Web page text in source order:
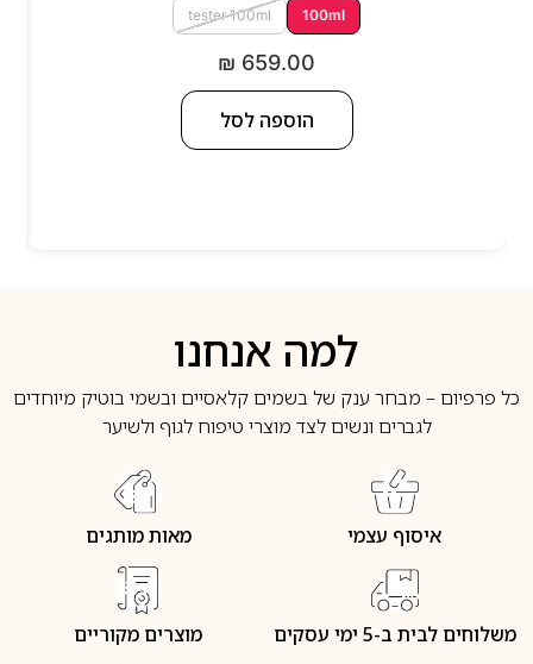
100ml
tester 100ml
₪ 659.00
הוספה לסל
למה אנחנו
כל פרפיום – מבחר ענק של בשמים קלאסיים ובשמי בוטיק מיוחדים
לגברים ונשים לצד מוצרי טיפוח לגוף ולשיער
איסוף עצמי מאות מותגים
משלוחים לבית ב-5 ימי עסקים מוצרים מקוריים